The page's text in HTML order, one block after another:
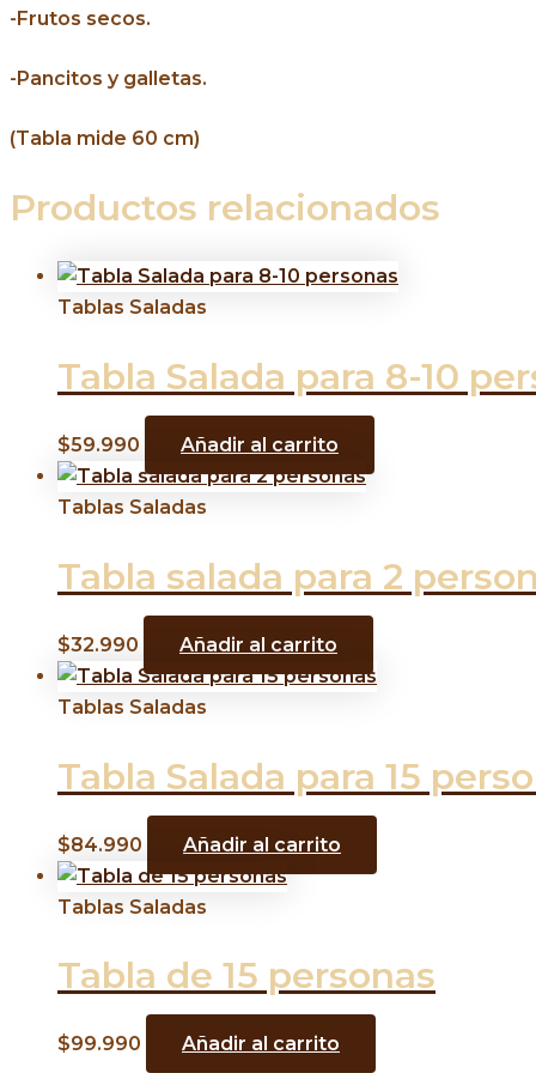
-Frutos secos.
-Pancitos y galletas.
(Tabla mide 60 cm)
Productos relacionados
Tablas Saladas
Tabla Salada para 8-10
$59.990 Añadir al carrito
Tablas Saladas
Tabla salada para 2
$32.990 Añadir al carrito
Tablas Saladas
Tabla Salada para 15
$84.990 Añadir al carrito
Tablas Saladas
Tabla de 15 personas
$99.990 Añadir al carrito